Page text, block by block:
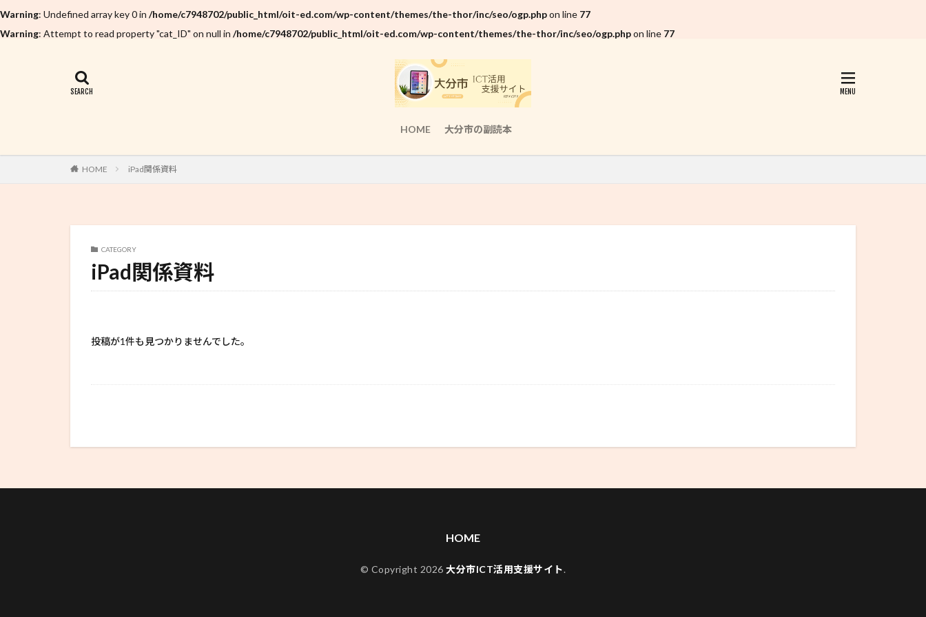
Warning: Undefined array key 0 in /home/c7948702/public_html/oit-ed.com/wp-content/themes/the-thor/inc/seo/ogp.phpon line 77
Warning: Attempt to read property "cat_ID" on null in /home/c7948702/public_html/oit-ed.com/wp-content/themes/the-thor/inc/seo/ogp.phpon line 77
HOME 大分市の副読本
HOME iPad関係資料
CATEGORY
iPad関係資料
投稿が1件も見つかりませんでした。
HOME
© Copyright 2026大分市ICT活用支援サイト.